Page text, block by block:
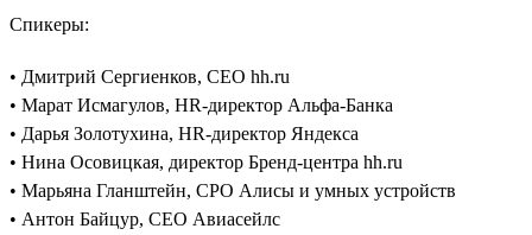
Спикеры:
• Дмитрий Сергиенков, CEO hh.ru
• Марат Исмагулов, HR-директор Альфа-Банка
• Дарья Золотухина, HR-директор Яндекса
• Нина Осовицкая, директор Бренд-центра hh.ru
• Марьяна Гланштейн, CPO Алисы и умных устройств
• Антон Байцур, CEO Авиасейлс